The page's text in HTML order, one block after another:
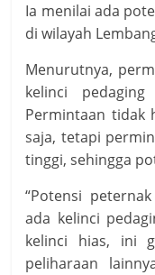
Ia menilai ada
di wilayah
Menurutnya,
kelinci
Permintaan tidak
saja, tetapi
tinggi, sehingga
“Potensi
ada kelinci
kelinci hias, ini
peliharaan